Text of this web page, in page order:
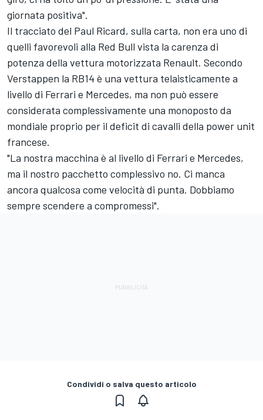
giornata positiva".
Il tracciato del Paul Ricard, sulla carta, non era uno di
quelli favorevoli alla Red Bull vista la carenza di
potenza della vettura motorizzata Renault. Secondo
Verstappen la RB14 è una vettura telaisticamente a
livello di Ferrari e Mercedes, ma non può essere
considerata complessivamente una monoposto da
mondiale proprio per il deficit di cavalli della power unit
francese.
"La nostra macchina è al livello di Ferrari e Mercedes,
ma il nostro pacchetto complessivo no. Ci manca
ancora qualcosa come velocità di punta. Dobbiamo
sempre scendere a compromessi".
Condividi o salva questo articolo